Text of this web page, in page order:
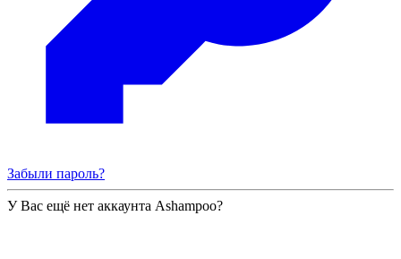
Забыли пароль?
У Вас ещё нет аккаунта Ashampoo?